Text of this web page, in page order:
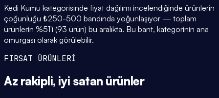
Kedi Kumu kategorisinde fiyat dağılımı incelendiğinde ürünlerin
çoğunluğu ₺250-500 bandında yoğunlaşıyor — toplam
ürünlerin %51'i (93 ürün) bu aralıkta. Bu bant, kategorinin ana
omurgası olarak görülebilir.
FIRSAT ÜRÜNLERİ
Az rakipli, iyi satan ürünler